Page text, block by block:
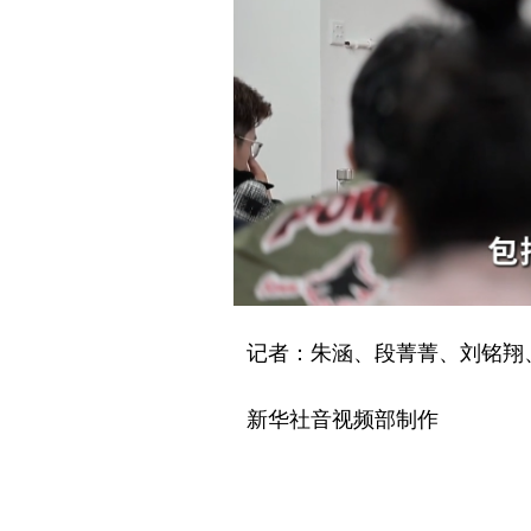
记者：朱涵、段菁菁、刘铭翔
新华社音视频部制作